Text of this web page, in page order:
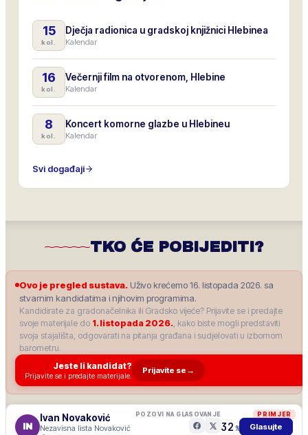
15
kol.
Dječja radionica u gradskoj knjižnici Hlebinea
Kalendar
16
kol.
Večernji film na otvorenom, Hlebine
Kalendar
8
kol.
Koncert komorne glazbe u Hlebineu
Kalendar
Svi događaji
TKO ĆE POBIJEDITI?
Ovo je pregled sustava. Uživo krećemo 16. listopada 2026. sa
stvarnim kandidatima i njihovim programima.
Kandidirate za gradonačelnika ili Gradsko vijeće? Prijavite se i predajte
svoje materijale do 1. listopada 2026., kako biste mogli predstaviti
svoja stajališta, odgovarati na pitanja građana i sudjelovati u izbornom
barometru.
Jeste li kandidat?
Prijavite se i predajte materijale.
Prijavite se →
PRIMJER
IN
Ivan Novaković
Nezavisna lista Novaković
POZOVI NA GLASOVANJE
32 % Glasujte